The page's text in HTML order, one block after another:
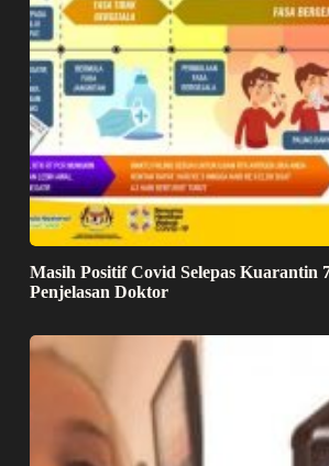
Masih Positif Covid Selepas Kuarantin
Penjelasan Doktor